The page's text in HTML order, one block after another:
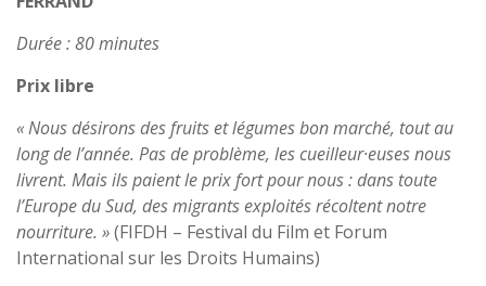
Durée : 80 minutes
Prix libre
« Nous désirons des fruits et légumes bon marché, tout au
long de l’année. Pas de problème, les cueilleur·euses nous
livrent. Mais ils paient le prix fort pour nous : dans toute
l’Europe du Sud, des migrants exploités récoltent notre
nourriture. »(FIFDH – Festival du Film et Forum
International sur les Droits Humains)